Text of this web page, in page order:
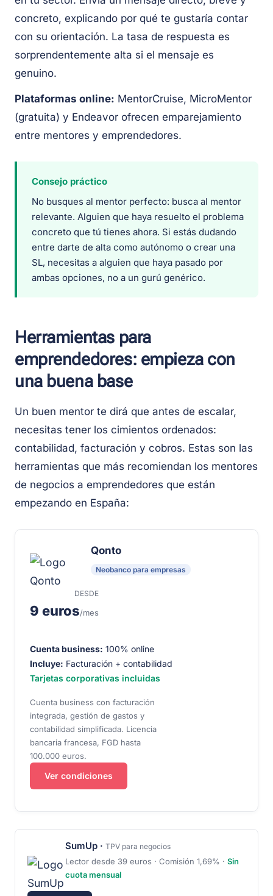
concreto, explicando por qué te gustaría contar
con su orientación. La tasa de respuesta es
sorprendentemente alta si el mensaje es
genuino.
Plataformas online: MentorCruise, MicroMentor
(gratuita) y Endeavor ofrecen emparejamiento
entre mentores y emprendedores.
Consejo práctico
No busques al mentor perfecto: busca al mentor
relevante. Alguien que haya resuelto el problema
concreto que tú tienes ahora. Si estás dudando
entre darte de alta como autónomo o crear una
SL, necesitas a alguien que haya pasado por
ambas opciones, no a un gurú genérico.
Herramientas para
emprendedores: empieza con
una buena base
Un buen mentor te dirá que antes de escalar,
necesitas tener los cimientos ordenados:
contabilidad, facturación y cobros. Estas son las
herramientas que más recomiendan los mentores
de negocios a emprendedores que están
empezando en España:
Qonto
Neobanco para empresas
DESDE
9 euros/mes
Cuenta business: 100% online
Incluye: Facturación + contabilidad
Tarjetas corporativas incluidas
Cuenta business con facturación
integrada, gestión de gastos y
contabilidad simplificada. Licencia
bancaria francesa, FGD hasta
100.000 euros.
Ver condiciones
SumUp ·TPV para negocios
Lector desde 39 euros · Comisión 1,69% ·Sin
cuota mensual